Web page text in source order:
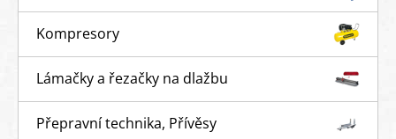
Kompresory
Lámačky a řezačky na dlažbu
Přepravní technika, Přívěsy